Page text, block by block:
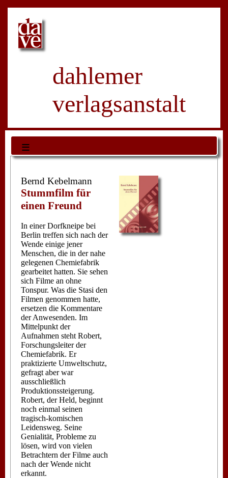
dahlemer
verlagsanstalt
≡
Bernd Kebelmann
Stummfilm für
einen Freund
In einer Dorfkneipe bei
Berlin treffen sich nach der
Wende einige jener
Menschen, die in der nahe
gelegenen Chemiefabrik
gearbeitet hatten. Sie sehen
sich Filme an ohne
Tonspur. Was die Stasi den
Filmen genommen hatte,
ersetzen die Kommentare
der Anwesenden. Im
Mittelpunkt der
Aufnahmen steht Robert,
Forschungsleiter der
Chemiefabrik. Er
praktizierte Umweltschutz,
gefragt aber war
ausschließlich
Produktionssteigerung.
Robert, der Held, beginnt
noch einmal seinen
tragisch-komischen
Leidensweg. Seine
Genialität, Probleme zu
lösen, wird von vielen
Betrachtern der Filme auch
nach der Wende nicht
erkannt.